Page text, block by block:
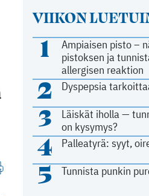
VIIKON
1
Ampiaisen pisto –
pistoksen ja
allergisen reaktion
2 Dyspepsia
3
Läiskät iholla —
on kysymys?
4 Palleatyrä: syyt,
5 Tunnista punkin